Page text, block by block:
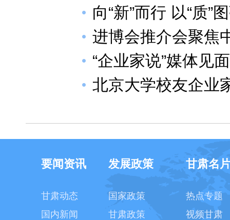
向“新”而行 以“质”
进博会推介会聚焦
“企业家说”媒体见
北京大学校友企业
要闻资讯
甘肃动态
国内新闻
发展政策
国家政策
甘肃政策
甘肃名
热点专题
视频甘肃